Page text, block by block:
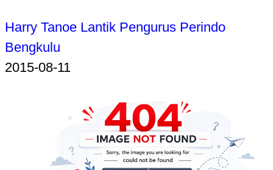
Harry Tanoe Lantik Pengurus Perindo
Bengkulu
2015-08-11